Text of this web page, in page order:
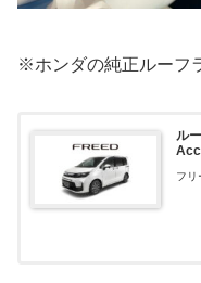
※ホンダの純正ルーフ
ル
フリ